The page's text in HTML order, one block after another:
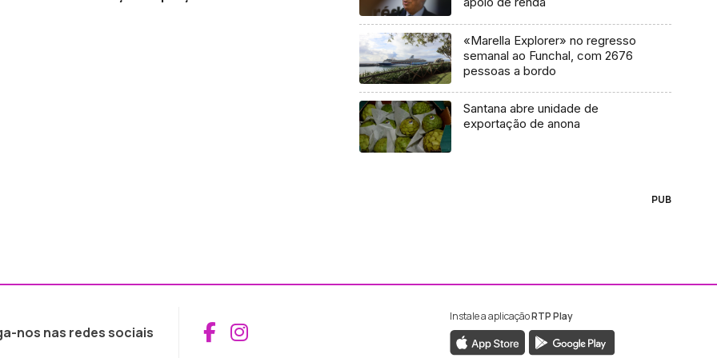
«Marella Explorer» no regresso
semanal ao Funchal, com 2676
pessoas a bordo
Santana abre unidade de
exportação de anona
PUB
nos nas redes sociais Aceder ao Facebook da RTP Madeira
Aceder ao Instagram da RTP Madeira
Instale a aplicaçãoRTP Play